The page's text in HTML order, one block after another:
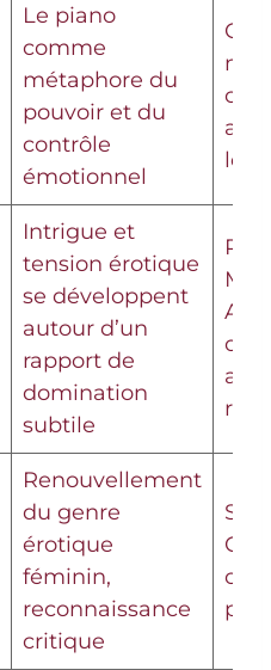
Le piano
comme
métaphore du
pouvoir et du
contrôle
émotionnel
les
Intrigue et
tension érotique
se développent
autour d’un
rapport de
domination
subtile
Renouvellement
du genre
érotique
féminin,
reconnaissance
critique